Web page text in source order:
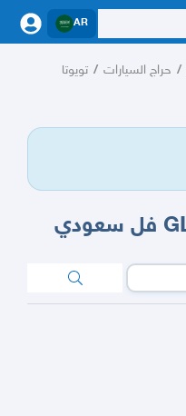
AR
/ حراج السيارات / تويوتا